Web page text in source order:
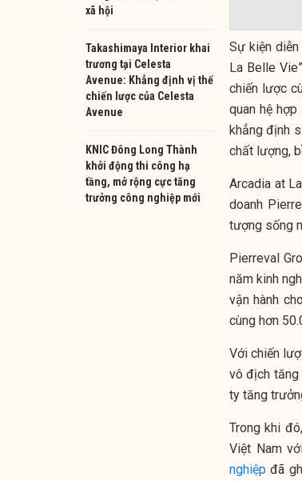
xã hội
Takashimaya Interior khai
trương tại Celesta
Avenue: Khẳng định vị thế
chiến lược của Celesta
Avenue
KNIC Đông Long Thành
khởi động thi công hạ
tầng, mở rộng cực tăng
trưởng công nghiệp mới
Sự kiện
La Belle
chiến lược
quan hệ
khẳng định
chất lượng,
Arcadia at
doanh
tượng sống
Pierreval
năm kinh
vận hành
cùng hơn
Với chiến
vô địch tăng
ty tăng
Trong khi
Việt Nam
nghiệp đã